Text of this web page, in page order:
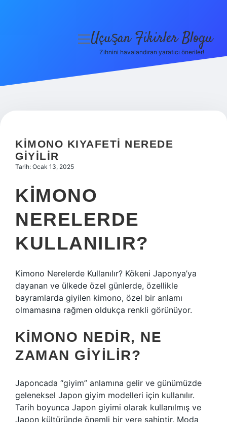
Hakkımızda
menüyü
Uçuşan Fikirler Blogu
Zihnini havalandıran yaratıcı öneriler!
KIMONO KIYAFETI NEREDE
GIYILIR
Tarih: Ocak 13, 2025
KIMONO
NERELERDE
KULLANILIR?
Kimono Nerelerde Kullanılır? Kökeni Japonya’ya
dayanan ve ülkede özel günlerde, özellikle
bayramlarda giyilen kimono, özel bir anlamı
olmamasına rağmen oldukça renkli görünüyor.
KIMONO NEDIR, NE
ZAMAN GIYILIR?
Japoncada “giyim” anlamına gelir ve günümüzde
geleneksel Japon giyim modelleri için kullanılır.
Tarih boyunca Japon giyimi olarak kullanılmış ve
Japon kültüründe önemli bir yere sahiptir. Moda